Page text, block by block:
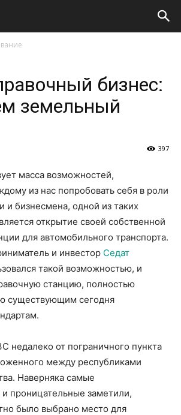
бизнес:
земельный
397
масса возможностей,
из нас попробовать себя в роли
и бизнесмена, одной из таких
открытие своей собственной
для автомобильного транспорта.
и инвестор Седат
такой возможностью, и
станцию, полностью
существующим сегодня
недалеко от пограничного пункта
между республиками
Наверняка самые
проницательные заметили,
было выбрано место для